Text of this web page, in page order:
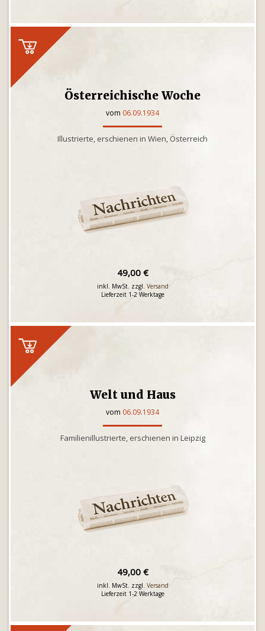
Österreichische Woche
vom 06.09.1934
Illustrierte, erschienen in Wien, Österreich
49,00 €
inkl. MwSt. zzgl. Versand
Lieferzeit 1-2 Werktage
Welt und Haus
vom 06.09.1934
Familienillustrierte, erschienen in Leipzig
49,00 €
inkl. MwSt. zzgl. Versand
Lieferzeit 1-2 Werktage